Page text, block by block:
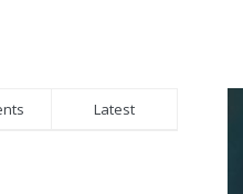
Latest